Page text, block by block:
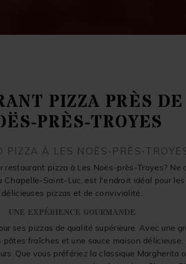
PIZZA PRÈS
PRÈS-TROYES
PIZZA À LES NOËS-PRÈS-
restaurant pizza à Les Noës-près-Troyes? Ne
Chapelle-Saint-Luc, est l'endroit idéal pour
délicieuses pizzas et de convivialité.
UNE EXPÉRIENCE GOURMANDE
ses pizzas de qualité supérieure. Avec une
pâtes fraîches et une sauce maison
Que vous préfériez la classique Margherita